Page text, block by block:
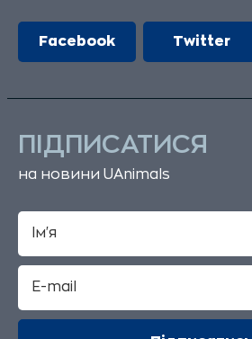
Facebook Twitter
ПІДПИСАТИСЯ
на новини UAnimals